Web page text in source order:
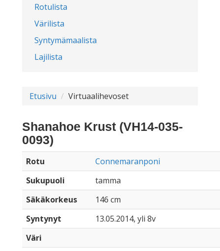
Rotulista
Värilista
Syntymämaalista
Lajilista
Etusivu Virtuaalihevoset
Shanahoe Krust (VH14-035-
0093)
Rotu
Connemaranponi
Sukupuoli
tamma
Säkäkorkeus
146 cm
Syntynyt
13.05.2014, yli 8v
Väri